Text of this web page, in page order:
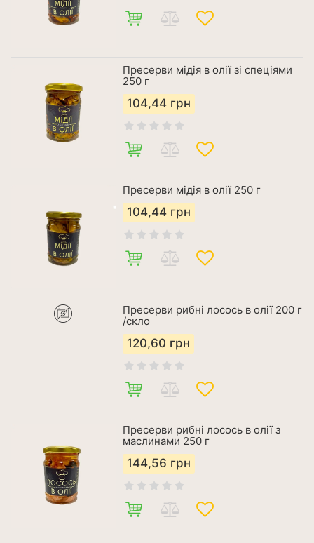
Пресерви мідія в олії зі спеціями
250 г
104,44 грн
Пресерви мідія в олії 250 г
104,44 грн
Пресерви рибні лосось в олії 200 г
/скло
120,60 грн
Пресерви рибні лосось в олії з
маслинами 250 г
144,56 грн